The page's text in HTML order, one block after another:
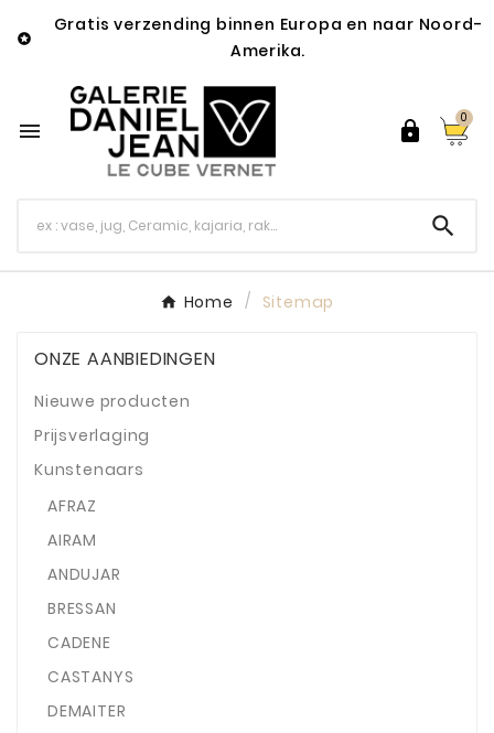

Gratis verzending binnen Europa en naar Noord-
Amerika.
 
0

Home Sitemap
ONZE AANBIEDINGEN
Nieuwe producten
Prijsverlaging
Kunstenaars
AFRAZ
AIRAM
ANDUJAR
BRESSAN
CADENE
CASTANYS
DEMAITER